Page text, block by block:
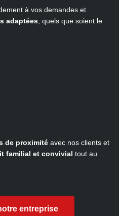
à vos demandes et
adaptées , quels que soient le
de proximité avec nos clients et
familial et convivial tout au
entreprise